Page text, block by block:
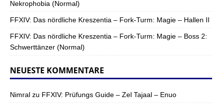
Nekrophobia (Normal)
FFXIV: Das nördliche Kreszentia – Fork-Turm: Magie – Hallen II
FFXIV: Das nördliche Kreszentia – Fork-Turm: Magie – Boss 2:
Schwerttänzer (Normal)
NEUESTE KOMMENTARE
Nimral zu FFXIV: Prüfungs Guide – Zel Tajaal – Enuo